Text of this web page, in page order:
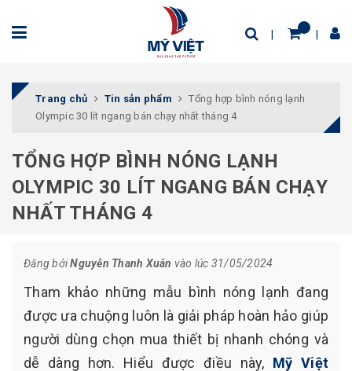
Trang chủ Tin sản phẩm
Tổng hợp bình nóng lạnh
Olympic 30 lít ngang bán chạy nhất tháng 4
TỔNG HỢP BÌNH NÓNG LẠNH
OLYMPIC 30 LÍT NGANG BÁN CHẠY
NHẤT THÁNG 4
Đăng bởiNguyễn Thanh Xuân vào lúc 31/05/2024
Tham khảo những mẫu bình nóng lạnh đang
được ưa chuộng luôn là giải pháp hoàn hảo giúp
người dùng chọn mua thiết bị nhanh chóng và
dễ dàng hơn. Hiểu được điều này, Mỹ Việt